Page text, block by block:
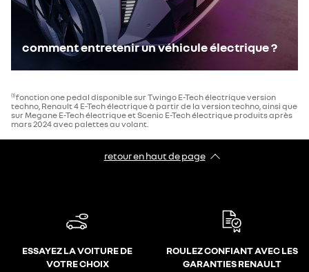
comment entretenir un véhicule électrique ?​
(1)fonction one pedal disponible sur Twingo E-Tech électrique version
techno, Renault 4 E-Tech électrique à partir de la version techno, ainsi que
sur Megane E-Tech électrique et Scenic E-Tech électrique produits après
mars 2024 avec palettes au volant.
retour en haut de page​
ESSAYEZ LA VOITURE DE
VOTRE CHOIX
ROULEZ CONFIANT AVEC LES
GARANTIES RENAULT